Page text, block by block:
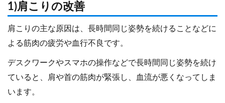
1)肩こりの改善
肩こりの主な原因は、長時間同じ姿勢を続けることなどに
よる筋肉の疲労や血行不良です。
デスクワークやスマホの操作などで長時間同じ姿勢を続け
ていると、肩や首の筋肉が緊張し、血流が悪くなってしま
います。